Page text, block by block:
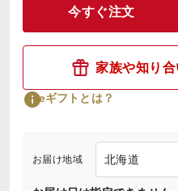
今すぐ注文
家族や知り
eギフトとは？
お届け地域